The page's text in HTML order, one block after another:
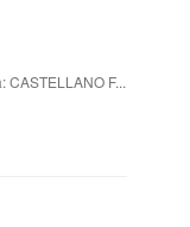
CASTELLANO F...